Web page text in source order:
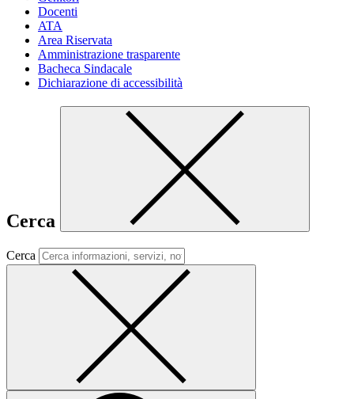
Docenti
ATA
Area Riservata
Amministrazione trasparente
Bacheca Sindacale
Dichiarazione di accessibilità
Cerca
Cerca